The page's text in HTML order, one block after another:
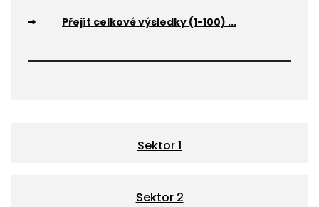
Přejít celkové výsledky (1-100) ...
Sektor 1
Sektor 2